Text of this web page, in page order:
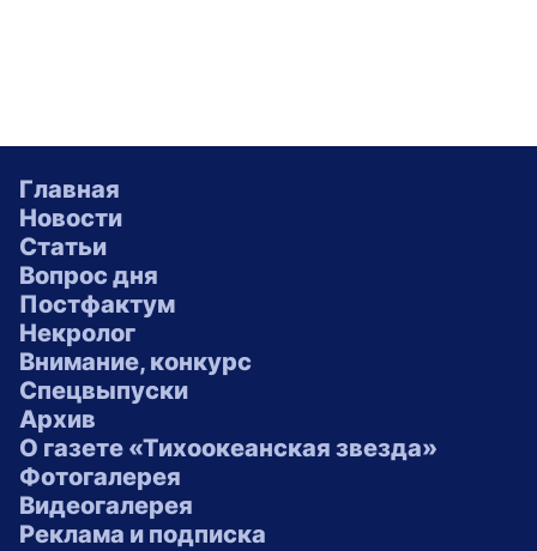
Главная
Новости
Статьи
Вопрос дня
Постфактум
Некролог
Внимание, конкурс
Спецвыпуски
Архив
О газете «Тихоокеанская звезда»
Фотогалерея
Видеогалерея
Реклама и подписка